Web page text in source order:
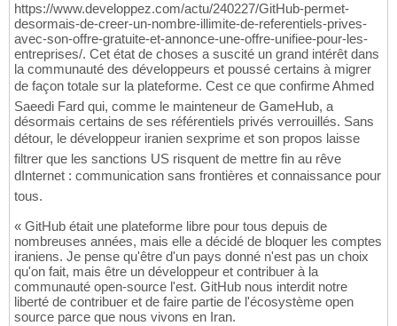
https://www.developpez.com/actu/240227/GitHub-permet-
desormais-de-creer-un-nombre-illimite-de-referentiels-prives-
avec-son-offre-gratuite-et-annonce-une-offre-unifiee-pour-les-
entreprises/. Cet état de choses a suscité un grand intérêt dans
la communauté des développeurs et poussé certains à migrer
de façon totale sur la plateforme. Cest ce que confirme Ahmed
Saeedi Fard qui, comme le mainteneur de GameHub, a
désormais certains de ses référentiels privés verrouillés. Sans
détour, le développeur iranien sexprime et son propos laisse
filtrer que les sanctions US risquent de mettre fin au rêve
dInternet : communication sans frontières et connaissance pour
tous.
« GitHub était une plateforme libre pour tous depuis de
nombreuses années, mais elle a décidé de bloquer les comptes
iraniens. Je pense qu'être d'un pays donné n'est pas un choix
qu'on fait, mais être un développeur et contribuer à la
communauté open-source l'est. GitHub nous interdit notre
liberté de contribuer et de faire partie de l'écosystème open
source parce que nous vivons en Iran.